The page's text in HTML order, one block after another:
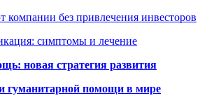
компании без привлечения инвесторов
симптомы и лечение
новая стратегия развития
гуманитарной помощи в мире